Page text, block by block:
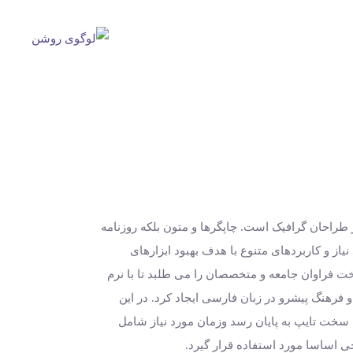
گرافیک است. چاپگرها و متون بلکه روزنامه
و کاربردهای متنوع با هدف بهبود ابزارهای
فراوان جامعه و متخصصان را می طلبد تا با نرم
پیشرو در زبان فارسی ایجاد کرد. در این
تایپ به پایان رسد وزمان مورد نیاز شامل
اساسا مورد استفاده قرار گیرد.